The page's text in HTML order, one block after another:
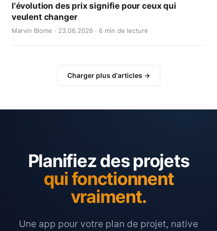
l'évolution des prix signifie pour ceux qui
veulent changer
Marvin Blome · 23.06.2026 · 6 min de lecture
Charger plus d'articles →
Planifiez des projets
qui fonctionnent
vraiment.
Une app pour votre plan de projet, native